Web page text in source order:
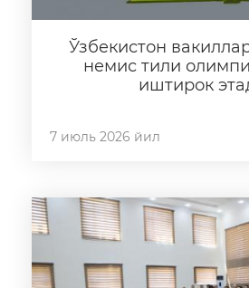
Ўзбекистон
немис тили
иштирок
7 июль 2026 йил